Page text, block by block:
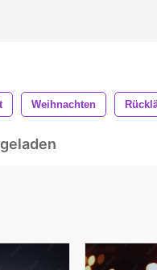
Weihnachten